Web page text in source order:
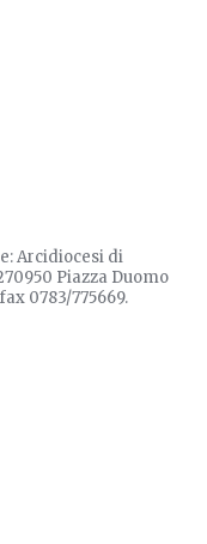
Arcidiocesi di
Piazza Duomo
0783/775669.